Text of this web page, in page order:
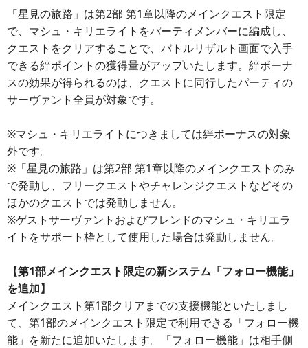
「星見の旅路」は第2部 第1章以降のメインクエスト限定
で、マシュ・キリエライトをパーティメンバーに編成し、
クエストをクリアすることで、バトルリザルト画面で入手
できる絆ポイントの獲得量がアップいたします。絆ボーナ
スの効果が得られるのは、クエストに同行したパーティの
サーヴァント全員が対象です。
※マシュ・キリエライトにつきましては絆ボーナスの対象
外です。
※「星見の旅路」は第2部 第1章以降のメインクエストのみ
で発動し、フリークエストやチャレンジクエストなどその
ほかのクエストでは発動しません。
※ゲストサーヴァントおよびフレンドのマシュ・キリエラ
イトをサポート枠として使用した場合は発動しません。
【第1部メインクエスト限定の新システム「フォロー機能」
を追加】
メインクエスト第1部クリアまでの支援機能といたしまし
て、第1部のメインクエスト限定で利用できる「フォロー機
能」を新たに追加いたします。「フォロー機能」は相手側